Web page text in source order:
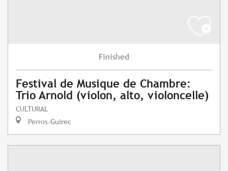
Finished
Festival de Musique de Chambre:
Trio Arnold (violon, alto, violoncelle)
CULTURAL
Perros-Guirec